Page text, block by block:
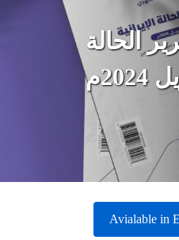
الحالة
Avialable in